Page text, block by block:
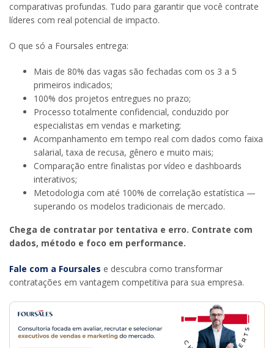
comparativas profundas. Tudo para garantir que você contrate
líderes com real potencial de impacto.
O que só a Foursales entrega:
Mais de 80% das vagas são fechadas com os 3 a 5
primeiros indicados;
100% dos projetos entregues no prazo;
Processo totalmente confidencial, conduzido por
especialistas em vendas e marketing;
Acompanhamento em tempo real com dados como faixa
salarial, taxa de recusa, gênero e muito mais;
Comparação entre finalistas por vídeo e dashboards
interativos;
Metodologia com até 100% de correlação estatística —
superando os modelos tradicionais de mercado.
Chega de contratar por tentativa e erro. Contrate com
dados, método e foco em performance.
Fale com a Foursales e descubra como transformar
contratações em vantagem competitiva para sua empresa.